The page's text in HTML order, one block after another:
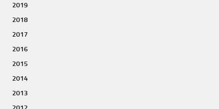
2019
2018
2017
2016
2015
2014
2013